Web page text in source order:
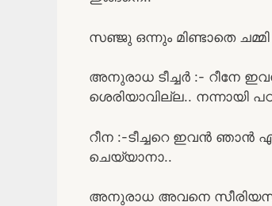
സഞ്ജു ഒന്നും മിണ്ടാതെ
അനുരാധ ടീച്ചർ :- റീനേ
ശെരിയാവില്ല.. നന്നായി
റീന :-ടീച്ചറെ ഇവൻ ഞാൻ
ചെയ്യാനാ..
അനുരാധ അവനെ സീരിയസ്